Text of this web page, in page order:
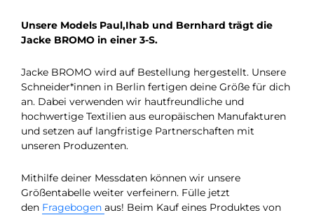
Unsere Models Paul,Ihab und Bernhard trägt die
Jacke BROMO in einer 3-S.
Jacke BROMO wird auf Bestellung hergestellt. Unsere
Schneider*innen in Berlin fertigen deine Größe für dich
an. Dabei verwenden wir hautfreundliche und
hochwertige Textilien aus europäischen Manufakturen
und setzen auf langfristige Partnerschaften mit
unseren Produzenten.
Mithilfe deiner Messdaten können wir unsere
Größentabelle weiter verfeinern. Fülle jetzt
den Fragebogen aus! Beim Kauf eines Produktes von